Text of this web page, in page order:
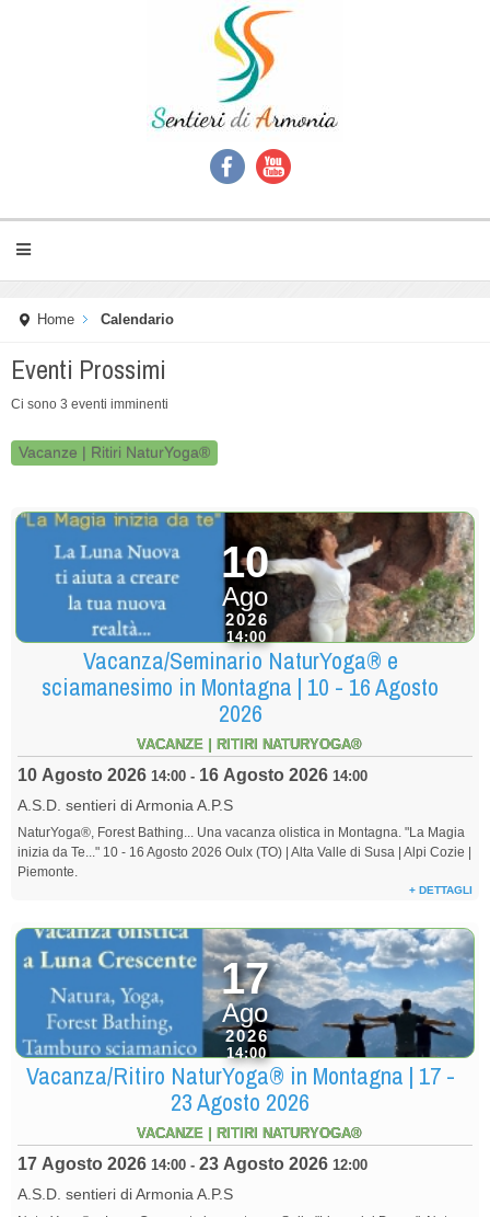
Home Calendario
Eventi Prossimi
Ci sono 3 eventi imminenti
Vacanze | Ritiri NaturYoga®
10
Ago
2026
14:00
Vacanza/Seminario NaturYoga® e
sciamanesimo in Montagna | 10 - 16 Agosto
2026
VACANZE | RITIRI NATURYOGA®
10 Agosto 2026 14:00 - 16 Agosto 2026 14:00
A.S.D. sentieri di Armonia A.P.S
NaturYoga®, Forest Bathing... Una vacanza olistica in Montagna. "La Magia
inizia da Te..." 10 - 16 Agosto 2026 Oulx (TO) | Alta Valle di Susa | Alpi Cozie |
Piemonte.
+ DETTAGLI
17
Ago
2026
14:00
Vacanza/Ritiro NaturYoga® in Montagna | 17 -
23 Agosto 2026
VACANZE | RITIRI NATURYOGA®
17 Agosto 2026 14:00 -23 Agosto 2026 12:00
A.S.D. sentieri di Armonia A.P.S